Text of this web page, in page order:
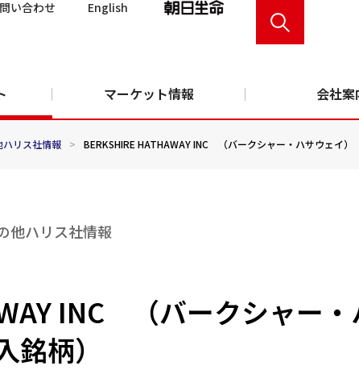
い合わせ English
マーケット情報 会社案
ハリス社情報 > BERKSHIRE HATHAWAY INC （バークシャー・ハサウェイ）
他ハリス社情報
INC （バークシャー・
銘柄）